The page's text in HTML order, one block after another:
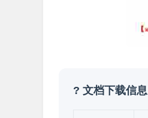
? 文档下载信息